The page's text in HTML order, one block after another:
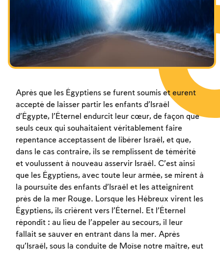
Les jeûnes liés à la destruction du Temple
Pourim
Après que les Égyptiens se furent soumis et eurent
accepté de laisser partir les enfants d’Israël
d’Égypte, l’Éternel endurcit leur cœur, de façon que
seuls ceux qui souhaitaient véritablement faire
repentance acceptassent de libérer Israël, et que,
dans le cas contraire, ils se remplissent de témérité
et voulussent à nouveau asservir Israël. C’est ainsi
que les Égyptiens, avec toute leur armée, se mirent à
la poursuite des enfants d’Israël et les atteignirent
près de la mer Rouge. Lorsque les Hébreux virent les
Égyptiens, ils crièrent vers l’Éternel. Et l’Éternel
répondit : au lieu de l’appeler au secours, il leur
fallait se sauver en entrant dans la mer. Après
qu’Israël, sous la conduite de Moïse notre maître, eut